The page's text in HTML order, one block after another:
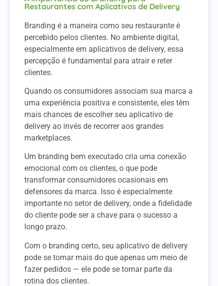
Restaurantes com Aplicativos de Delivery
Branding é a maneira como seu restaurante é
percebido pelos clientes. No ambiente digital,
especialmente em aplicativos de delivery, essa
percepção é fundamental para atrair e reter
clientes.
Quando os consumidores associam sua marca a
uma experiência positiva e consistente, eles têm
mais chances de escolher seu aplicativo de
delivery ao invés de recorrer aos grandes
marketplaces.
Um branding bem executado cria uma conexão
emocional com os clientes, o que pode
transformar consumidores ocasionais em
defensores da marca. Isso é especialmente
importante no setor de delivery, onde a fidelidade
do cliente pode ser a chave para o sucesso a
longo prazo.
Com o branding certo, seu aplicativo de delivery
pode se tornar mais do que apenas um meio de
fazer pedidos — ele pode se tornar parte da
rotina dos clientes.